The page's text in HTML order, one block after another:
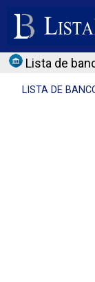
Lista de
LISTA DE